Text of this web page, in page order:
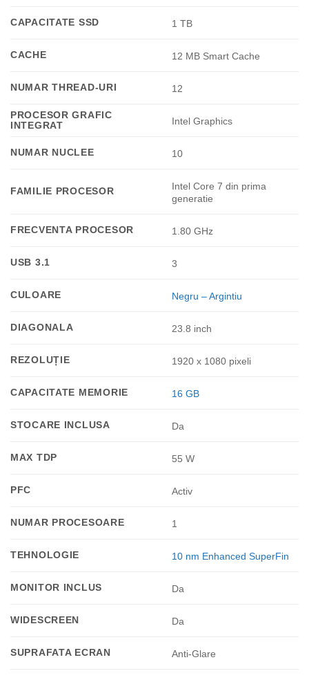
CAPACITATE SSD 1 TB
CACHE 12 MB Smart Cache
NUMAR THREAD-URI 12
PROCESOR GRAFIC
INTEGRAT
Intel Graphics
NUMAR NUCLEE 10
FAMILIE PROCESOR
Intel Core 7 din prima
generatie
FRECVENTA PROCESOR 1.80 GHz
USB 3.1 3
CULOARE Negru – Argintiu
DIAGONALA 23.8 inch
REZOLUȚIE 1920 x 1080 pixeli
CAPACITATE MEMORIE 16 GB
STOCARE INCLUSA Da
MAX TDP 55 W
PFC Activ
NUMAR PROCESOARE 1
TEHNOLOGIE 10 nm Enhanced SuperFin
MONITOR INCLUS Da
WIDESCREEN Da
SUPRAFATA ECRAN Anti-Glare